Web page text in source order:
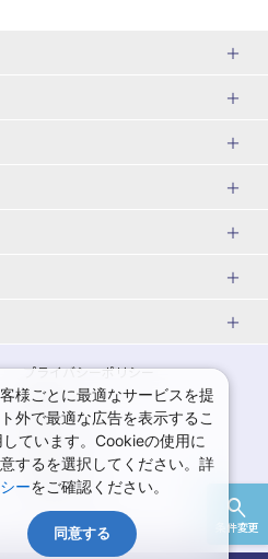
条件変更
千葉県
栃木県
神奈川県ホテル・旅館
千葉県ホテル・旅館
栃木県ホテル・旅館
蔵王温泉(山形)
鳴子温泉(宮城)
飯坂温泉(福島)
岩手旅行・ツアー
秋田旅行・ツアー
福島旅行・ツアー
神奈川旅行・ツアー
ユニバーサル・スタジオ・ジャパ
女子旅 国内版
ゴールデンウィーク（GW）の国内
旅行
7月の国内旅行
9月の国内旅行
11月の国内旅行
プライバシーポリシー
規約集
商標について
採用情報
様ごとに最適なサービスを提
外で最適な広告を表示するこ
ています。Cookieの使用に
するを選択してください。詳
ーをご確認ください。
同意する